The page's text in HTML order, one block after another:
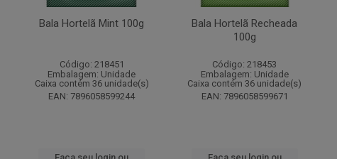
Bala Hortelã Mint 100g
Código: 218451
Embalagem: Unidade
Caixa contém 36 unidade(s)
EAN: 7896058599244
Bala Hortelã Recheada
100g
Código: 218453
Embalagem: Unidade
Caixa contém 36 unidade(s)
EAN: 7896058599671